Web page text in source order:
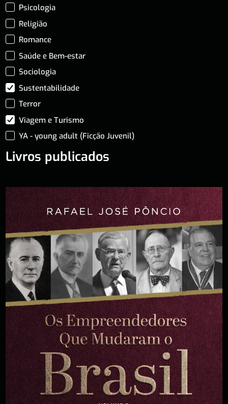
Psicologia
Religião
Romance
Saúde e Bem-estar
Sociologia
Sustentabilidade
Terror
Viagem e Turismo
YA - young adult (Ficção Juvenil)
Livros publicados